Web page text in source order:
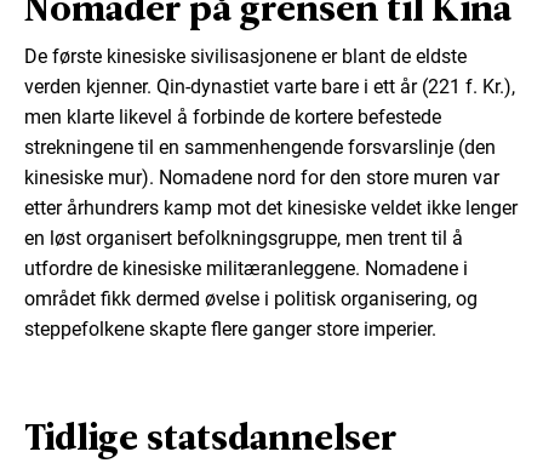
De første kinesiske sivilisasjonene er blant de eldste
verden kjenner. Qin-dynastiet varte bare i ett år (221 f. Kr.),
men klarte likevel å forbinde de kortere befestede
strekningene til en sammenhengende forsvarslinje (den
kinesiske mur). Nomadene nord for den store muren var
etter århundrers kamp mot det kinesiske veldet ikke lenger
en løst organisert befolkningsgruppe, men trent til å
utfordre de kinesiske militæranleggene. Nomadene i
området fikk dermed øvelse i politisk organisering, og
steppefolkene skapte flere ganger store imperier.
Tidlige statsdannelser